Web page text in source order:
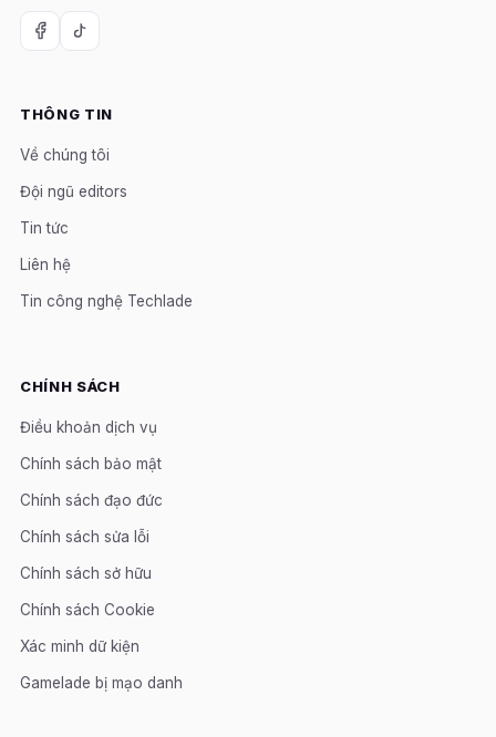
THÔNG TIN
Về chúng tôi
Đội ngũ editors
Tin tức
Liên hệ
Tin công nghệ Techlade
CHÍNH SÁCH
Điều khoản dịch vụ
Chính sách bảo mật
Chính sách đạo đức
Chính sách sửa lỗi
Chính sách sở hữu
Chính sách Cookie
Xác minh dữ kiện
Gamelade bị mạo danh